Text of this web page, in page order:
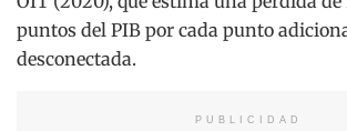
puntos del PIB por cada punto
desconectada.
PUBLICIDAD